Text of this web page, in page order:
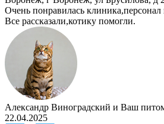
Очень понравилась
Все рассказали,котику помогли.
Александр Виноградский и Ваш
22.04.2025